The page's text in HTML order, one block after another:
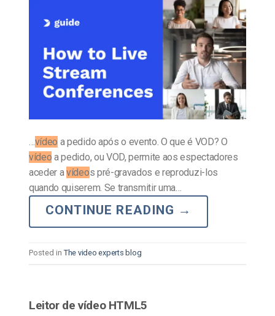
…vídeo a pedido após o evento. O que é VOD? O
vídeo a pedido, ou VOD, permite aos espectadores
aceder avídeos pré-gravados e reproduzi-los
quando quiserem. Se transmitir uma…
CONTINUE READING →
Posted in The video experts blog
Leitor de vídeo HTML5